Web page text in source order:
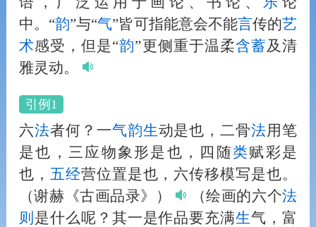
中。“韵”与“气”皆可指能意会不能言传的艺
术感受，但是“韵”更侧重于温柔含蓄及清
雅灵动。
引例1
六法者何？一气韵生动是也，二骨法用笔
是也，三应物象形是也，四随类赋彩是
也， 五经营位置是也，六传移模写是也。
（谢赫《古画品录》）
（绘画的六个法
则 是什么呢？其一是作品要充满生气，富